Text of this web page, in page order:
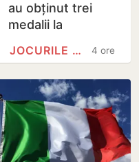
au obținut trei
medalii la
Internațională de
Artificială din…
4 ore
JOCURILE OLIMPICE